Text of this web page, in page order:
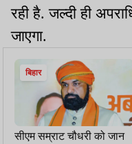
रही है. जल्दी ही
जाएगा.
बिहार
सीएम सम्राट चौधरी को जान